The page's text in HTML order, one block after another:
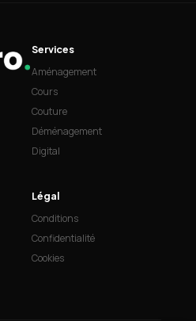
Services
Aménagement
Cours
Couture
Déménagement
Digital
Légal
Conditions
Confidentialité
Cookies